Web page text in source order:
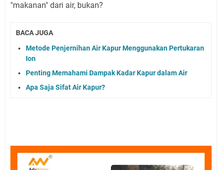
"makanan" dari air, bukan?
BACA JUGA
Metode Penjernihan Air Kapur Menggunakan Pertukaran
Ion
Penting Memahami Dampak Kadar Kapur dalam Air
Apa Saja Sifat Air Kapur?